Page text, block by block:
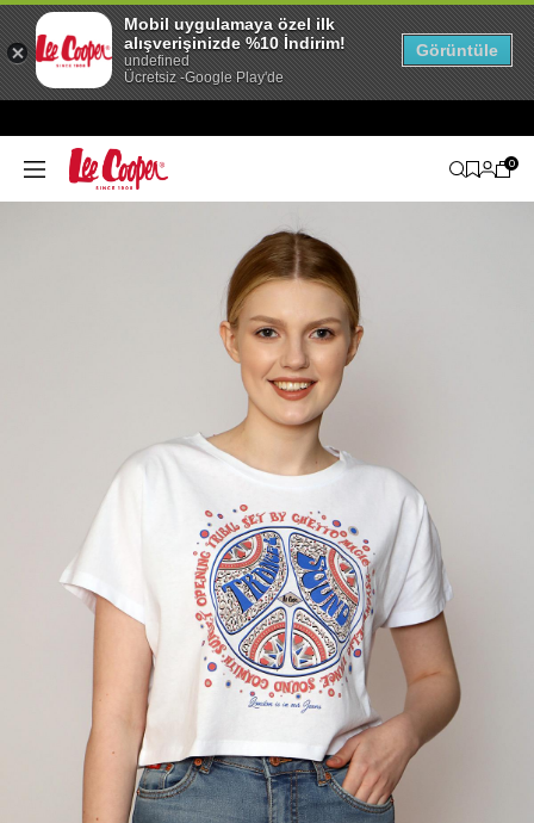
0
Mobil uygulamaya özel ilk
alışverişinizde %10 İndirim!
undefined
Ücretsiz -Google Play'de
Görüntüle